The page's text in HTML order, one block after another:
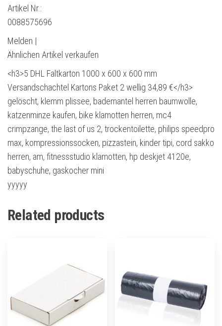
Artikel Nr.:
0088575696
Melden |
Ähnlichen Artikel verkaufen
<h3>5 DHL Faltkarton 1000 x 600 x 600 mm
Versandschachtel Kartons Paket 2 wellig 34,89 €</h3>
gelöscht, klemm plissee, bademantel herren baumwolle,
katzenminze kaufen, bike klamotten herren, mc4
crimpzange, the last of us 2, trockentoilette, philips speedpro
max, kompressionssocken, pizzastein, kinder tipi, cord sakko
herren, am, fitnessstudio klamotten, hp deskjet 4120e,
babyschuhe, gaskocher mini
yyyyy
Related products